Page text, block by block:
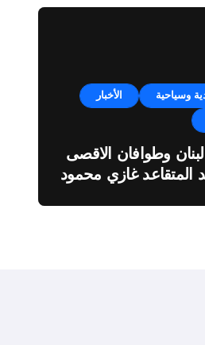
وسياحية الأخبار
وطوافان الاقصى
المتقاعد غازي محمود